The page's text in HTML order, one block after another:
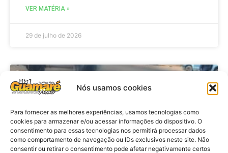
Nós usamos cookies
Para fornecer as melhores experiências, usamos tecnologias como
cookies para armazenar e/ou acessar informações do dispositivo. O
consentimento para essas tecnologias nos permitirá processar dados
como comportamento de navegação ou IDs exclusivos neste site. Não
consentir ou retirar o consentimento pode afetar negativamente certos
VER MATÉRIA »
29 de julho de 2026